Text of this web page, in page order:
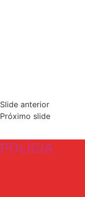
Slide anterior
Próximo slide
POLÍCIA​